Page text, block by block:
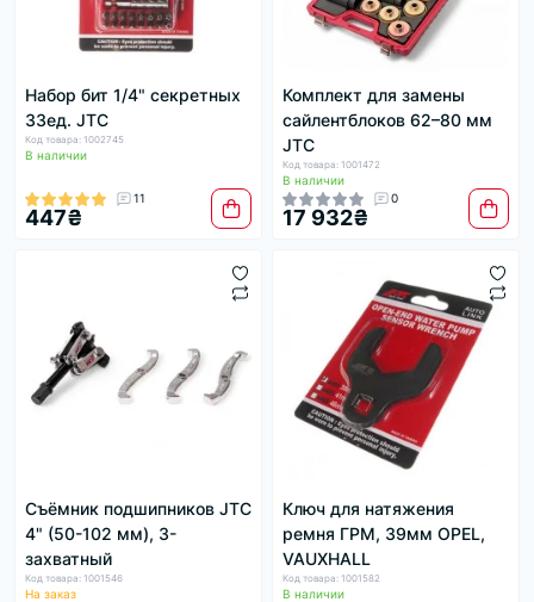
Набор бит 1/4" секретных
33ед. JTC
Код товара: 1002745
В наличии
11
447₴
Комплект для замены
сайлентблоков 62–80 мм
JTC
Код товара: 1001472
В наличии
0
17 932₴
Съёмник подшипников JTC
4" (50-102 мм), 3-
захватный
Код товара: 1001546
На заказ
Ключ для натяжения
ремня ГРМ, 39мм OPEL,
VAUХHALL
Код товара: 1001582
В наличии